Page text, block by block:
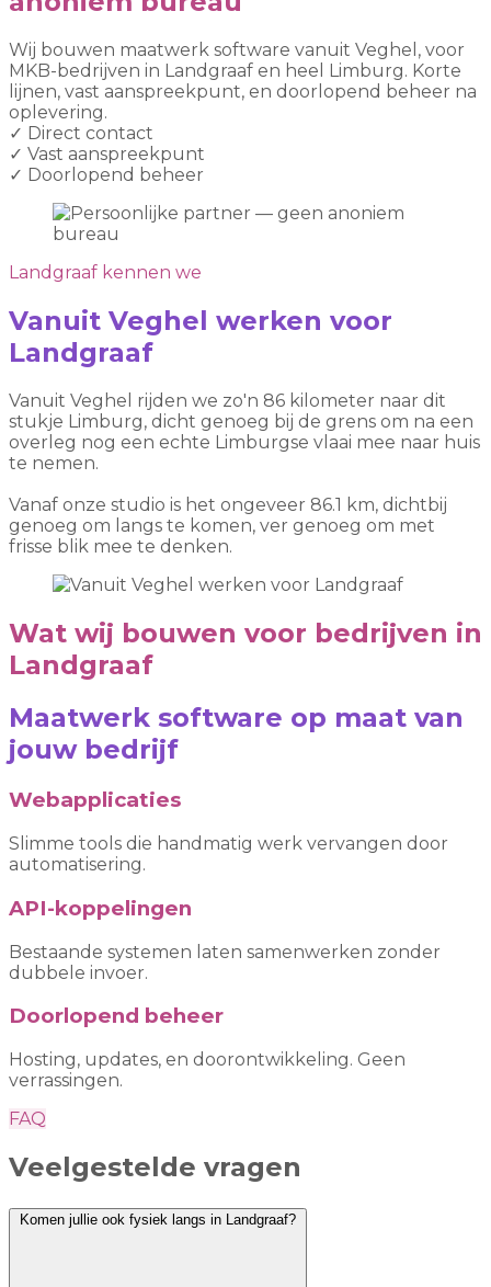
Wij bouwen maatwerk software vanuit Veghel, voor
MKB-bedrijven in Landgraaf en heel Limburg. Korte
lijnen, vast aanspreekpunt, en doorlopend beheer na
oplevering.
✓ Direct contact
✓ Vast aanspreekpunt
✓ Doorlopend beheer
Landgraaf kennen we
Vanuit Veghel werken voor
Landgraaf
Vanuit Veghel rijden we zo'n 86 kilometer naar dit
stukje Limburg, dicht genoeg bij de grens om na een
overleg nog een echte Limburgse vlaai mee naar huis
te nemen.
Vanaf onze studio is het ongeveer 86.1 km, dichtbij
genoeg om langs te komen, ver genoeg om met
frisse blik mee te denken.
Wat wij bouwen voor bedrijven in
Landgraaf
Maatwerk software op maat van
jouw bedrijf
Webapplicaties
Slimme tools die handmatig werk vervangen door
automatisering.
API-koppelingen
Bestaande systemen laten samenwerken zonder
dubbele invoer.
Doorlopend beheer
Hosting, updates, en doorontwikkeling. Geen
verrassingen.
FAQ
Veelgestelde vragen
Komen jullie ook fysiek langs in Landgraaf?